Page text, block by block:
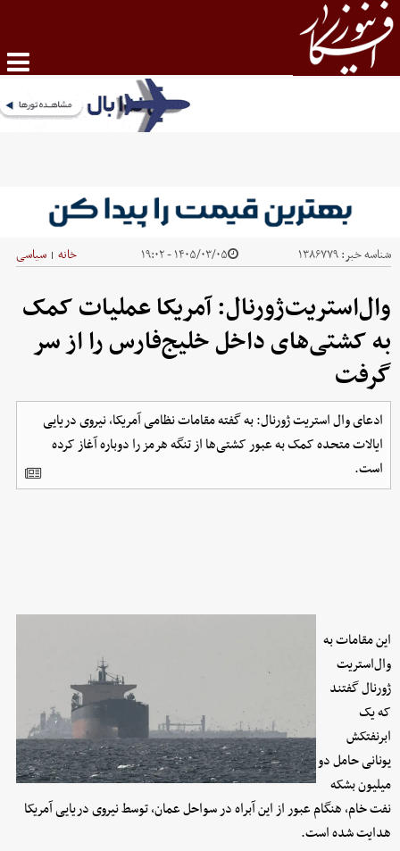
شناسه خبر:۱۳۸۶۷۷۹ ۱۴۰۵/۰۳/۰۵ - ۱۹:۰۲ خانه | سیاسی
وال‌استریت‌ژورنال: آمریکا عملیات کمک
به کشتی‌های داخل خلیج‌فارس را از سر
گرفت
ادعای وال استریت ژورنال: به گفته مقامات نظامی آمریکا، نیروی دریایی
ایالات متحده کمک به عبور کشتی‌ها از تنگه هرمز را دوباره آغاز کرده
است.
این مقامات به
وال‌استریت
ژورنال گفتند
که یک
ابرنفتکش
یونانی حامل دو
میلیون بشکه
نفت خام، هنگام عبور از این آبراه در سواحل عمان، توسط نیروی دریایی آمریکا
هدایت شده است.